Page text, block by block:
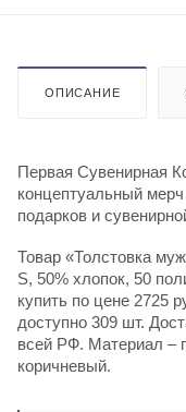
ОПИСАНИЕ
Первая Сувенирная
концептуальный
подарков и
Товар «Толстовка
S, 50% хлопок, 50
купить по цене 2725
доступно 309 шт.
всей РФ. Материал –
коричневый.